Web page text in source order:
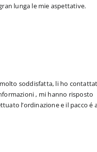
lunga le mie aspettative.
soddisfatta, li ho
, mi hanno risposto
l’ordinazione e il pacco é